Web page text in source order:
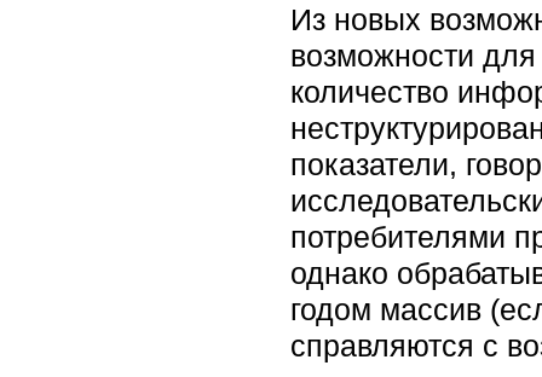
Из новых
возможности для
количество
показатели,
потребителями
однако
годом массив
справляются с